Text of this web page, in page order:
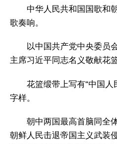
中华人民共和国国歌和
歌奏响。
以中国共产党中央委员
主席习近平同志名义敬献花篮
花篮缎带上写有“中国人
字样。
朝中两国最高首脑同全
朝鲜人民击退帝国主义武装